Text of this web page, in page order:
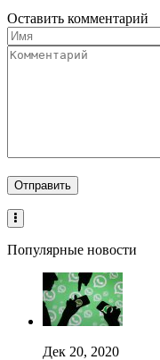
Оставить комментарий
Популярные новости
Дек 20, 2020